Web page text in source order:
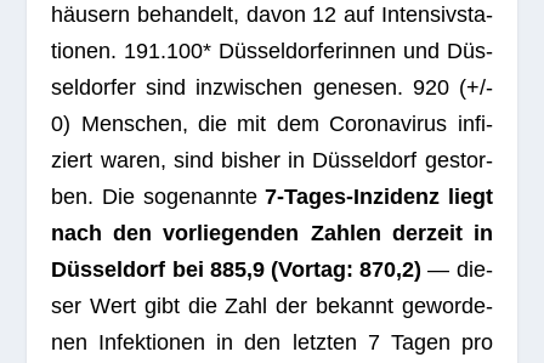
häu­sern behan­delt, davon 12 auf Inten­siv­sta­
tio­nen. 191.100* Düs­sel­dor­fe­rin­nen und Düs­
sel­dor­fer sind inzwi­schen gene­sen. 920 (+/-
0) Men­schen, die mit dem Coro­na­vi­rus infi­
ziert waren, sind bis­her in Düs­sel­dorf gestor­
ben. Die soge­nannte7‑Ta­ges-Inzi­denz liegt
nach den vor­lie­gen­den Zah­len der­zeit in
Düs­sel­dorf bei 885,9 (Vor­tag: 870,2) — die­
ser Wert gibt die Zahl der bekannt gewor­de­
nen Infek­tio­nen in den letz­ten 7 Tagen pro